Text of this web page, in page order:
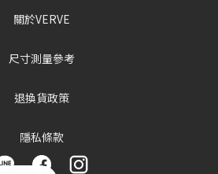
關於VERVE
尺寸測量參考
退換貨政策
隱私條款